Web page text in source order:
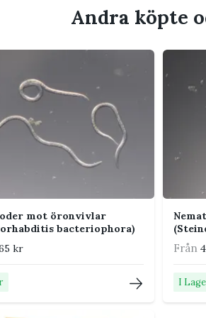
angrepp
rekommenderar vi Lupp metall
bekämpning i kategorin
rent tills de ska användas.
Andra köpte
mot öronvivlar
bacteriophora)
kr Från
I